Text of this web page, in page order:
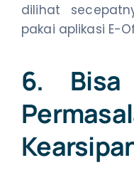
dilihat
pakai aplikasi E-
6. Bisa